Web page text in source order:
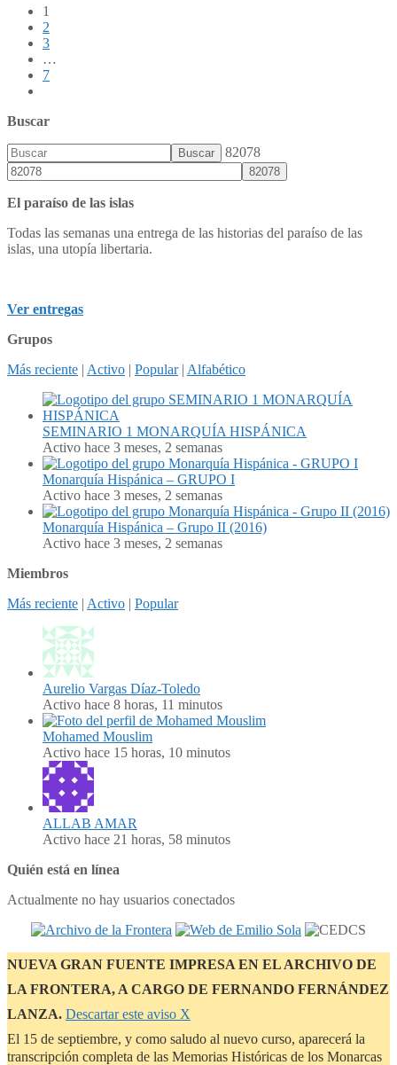
1
2
3
…
7
Buscar
82078
El paraíso de las islas
Todas las semanas una entrega de las historias del paraíso de las
islas, una utopía libertaria.
Ver entregas
Grupos
Más reciente | Activo | Popular | Alfabético
SEMINARIO 1 MONARQUÍA HISPÁNICA
Activo hace 3 meses, 2 semanas
Monarquía Hispánica – GRUPO I
Activo hace 3 meses, 2 semanas
Monarquía Hispánica – Grupo II (2016)
Activo hace 3 meses, 2 semanas
Miembros
Más reciente | Activo | Popular
Aurelio Vargas Díaz-Toledo
Activo hace 8 horas, 11 minutos
Mohamed Mouslim
Activo hace 15 horas, 10 minutos
ALLAB AMAR
Activo hace 21 horas, 58 minutos
Quién está en línea
Actualmente no hay usuarios conectados
NUEVA GRAN FUENTE IMPRESA EN EL ARCHIVO DE
LA FRONTERA, A CARGO DE FERNANDO FERNÁNDEZ
LANZA. Descartar este aviso Χ
El 15 de septiembre, y como saludo al nuevo curso, aparecerá la
transcripción completa de las Memorias Históricas de los Monarcas